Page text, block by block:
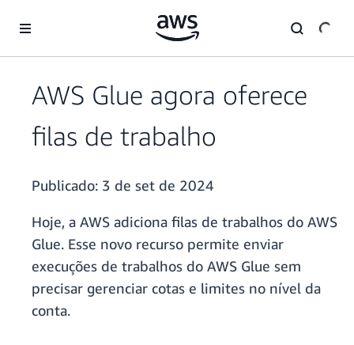
Pular para o conteúdo principal
AWS Glue agora oferece
filas de trabalho
Publicado: 3 de set de 2024
Hoje, a AWS adiciona filas de trabalhos do AWS
Glue. Esse novo recurso permite enviar
execuções de trabalhos do AWS Glue sem
precisar gerenciar cotas e limites no nível da
conta.